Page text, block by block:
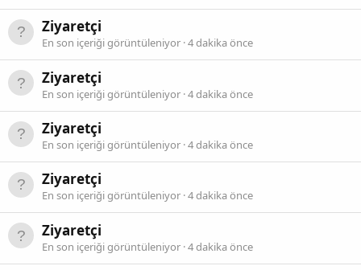
Ziyaretçi
En son içeriği görüntüleniyor 4 dakika önce
Ziyaretçi
En son içeriği görüntüleniyor 4 dakika önce
Ziyaretçi
En son içeriği görüntüleniyor 4 dakika önce
Ziyaretçi
En son içeriği görüntüleniyor 4 dakika önce
Ziyaretçi
En son içeriği görüntüleniyor 4 dakika önce